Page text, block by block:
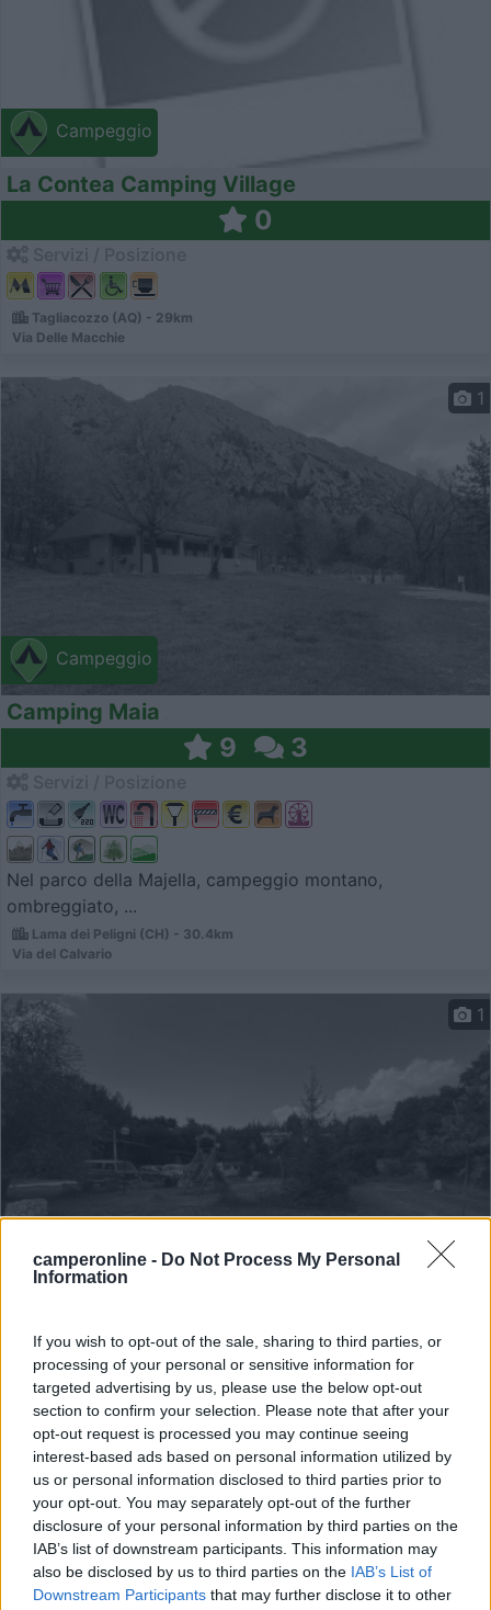
camperonline - Do Not Process My Personal
Information
If you wish to opt-out of the sale, sharing to third parties, or
processing of your personal or sensitive information for
targeted advertising by us, please use the below opt-out
section to confirm your selection. Please note that after your
opt-out request is processed you may continue seeing
interest-based ads based on personal information utilized by
us or personal information disclosed to third parties prior to
your opt-out. You may separately opt-out of the further
disclosure of your personal information by third parties on the
IAB’s list of downstream participants. This information may
also be disclosed by us to third parties on the IAB’s List of
Downstream Participants that may further disclose it to other
Campeggio
La Contea Camping Village
0
Tagliacozzo (AQ) - 29km
Via Delle Macchie
Campeggio
1
Camping Maia
9 3
Nel parco della Majella, campeggio montano,
ombreggiato, ...
Lama dei Peligni (CH) - 30.4km
Via del Calvario
Campeggio
1
9 9
Servizi / Posizione
Immerso nel parco della Majella e a circa 2km dal
centro,...
Campo di Giove (AQ) - 32.1km
Via Pinete Del Pizzalto, 9 - Campo di Giove